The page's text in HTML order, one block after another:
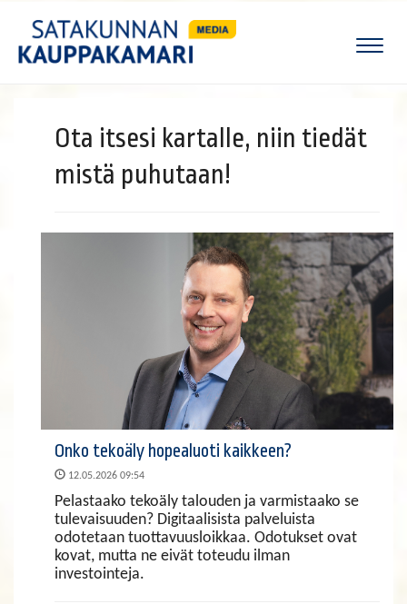
Ota itsesi kartalle, niin tiedät
mistä puhutaan!
Onko tekoäly hopealuoti kaikkeen?
12.05.2026 09:54
Pelastaako tekoäly talouden ja varmistaako se
tulevaisuuden? Digitaalisista palveluista
odotetaan tuottavuusloikkaa. Odotukset ovat
kovat, mutta ne eivät toteudu ilman
investointeja.